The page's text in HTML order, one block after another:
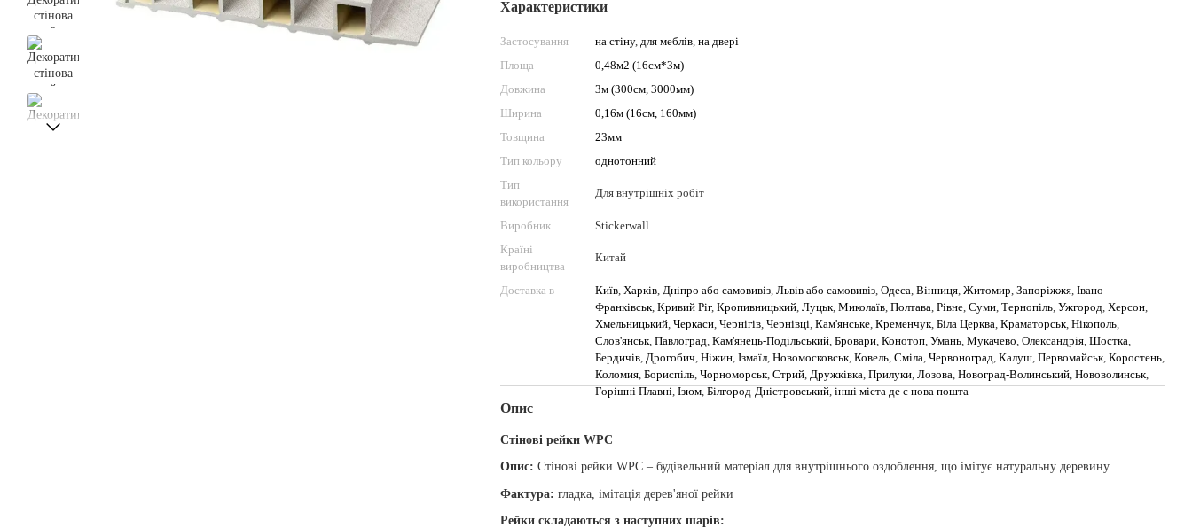
Характеристики
Застосування на стіну, для меблів, на двері
Площа
0,48м2 (16см*3м)
Довжина
3м (300см, 3000мм)
Ширина
0,16м (16см, 160мм)
Товщина
23мм
Тип кольору
однотонний
Тип
використання
Для внутрішніх робіт
Виробник
Stickerwall
Країні
виробництва
Китай
Доставка в Київ, Харків, Дніпро або самовивіз, Львів або самовивіз, Одеса, Вінниця, Житомир, Запоріжжя, Івано-
Франківськ, Кривий Ріг, Кропивницький, Луцьк, Миколаїв, Полтава, Рівне, Суми, Тернопіль, Ужгород, Херсон,
Хмельницький, Черкаси, Чернігів, Чернівці, Кам'янське, Кременчук, Біла Церква, Краматорськ, Нікополь,
Слов'янськ, Павлоград, Кам'янець-Подільський, Бровари, Конотоп, Умань, Мукачево, Олександрія, Шостка,
Бердичів, Дрогобич, Ніжин, Ізмаїл, Новомосковськ, Ковель, Сміла, Червоноград, Калуш, Первомайськ, Коростень,
Коломия, Бориспіль, Чорноморськ, Стрий, Дружківка, Прилуки, Лозова, Новоград-Волинський, Нововолинськ,
Горішні Плавні, Ізюм, Білгород-Дністровський, інші міста де є нова пошта
Опис
Стінові рейки WPC
Опис: Стінові рейки WPC – будівельний матеріал для внутрішнього оздоблення, що імітує натуральну деревину.
Фактура: гладка, імітація дерев'яної рейки
Рейки складаються з наступних шарів: